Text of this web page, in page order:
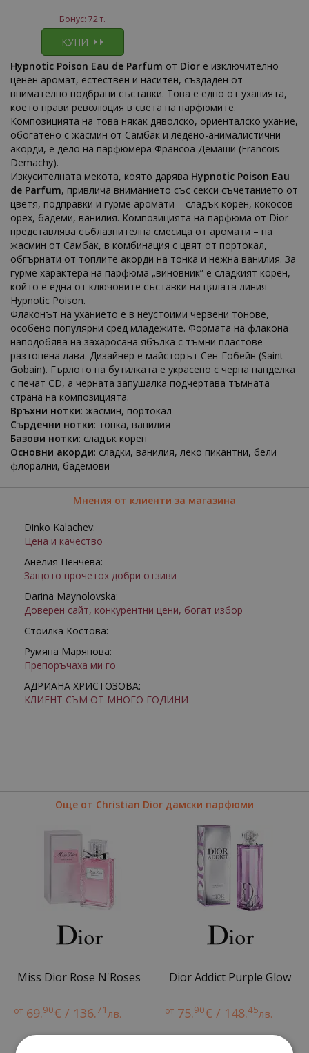
Бонус: 72 т.
КУПИ
Hypnotic Poison Eau de Parfum от Dior е изключително
ценен аромат, естествен и наситен, създаден от
внимателно подбрани съставки. Това е едно от уханията,
което прави революция в света на парфюмите.
Композицията на това някак дяволско, ориенталско ухание,
обогатено с жасмин от Самбак и ледено-анималистични
акорди, е дело на парфюмера Франсоа Демаши (Francois
Demachy).
Изкусителната мекота, която дарява Hypnotic Poison Eau
de Parfum, привлича вниманието със секси съчетанието от
цветя, подправки и гурме аромати – сладък корен, кокосов
орех, бадеми, ванилия. Композицията на парфюма от Dior
представлява съблазнителна смесица от аромати – на
жасмин от Самбак, в комбинация с цвят от портокал,
обгърнати от топлите акорди на тонка и нежна ванилия. За
гурме характера на парфюма „виновник” е сладкият корен,
който е една от ключовите съставки на цялата линия
Hypnotic Poison.
Флаконът на уханието е в неустоими червени тонове,
особено популярни сред младежите. Формата на флакона
наподобява на захаросана ябълка с тъмни пластове
разтопена лава. Дизайнер е майсторът Сен-Гобейн (Saint-
Gobain). Гърлото на бутилката е украсено с черна панделка
с печат CD, а черната запушалка подчертава тъмната
страна на композицията.
Връхни нотки: жасмин, портокал
Сърдечни нотки: тонка, ванилия
Базови нотки: сладък корен
Основни акорди: сладки, ванилия, леко пикантни, бели
флорални, бадемови
Мнения от клиенти за магазина
Dinko Kalachev:
Цена и качество
Анелия Пенчева:
Защото прочетох добри отзиви
Darina Maynolovska:
Доверен сайт, конкурентни цени, богат избор
Стоилка Костова:
Румяна Марянова:
Препоръчаха ми го
АДРИАНА ХРИСТОЗОВА:
КЛИЕНТ СЪМ ОТ МНОГО ГОДИНИ
Още от Christian Dior дамски парфюми
Miss Dior Rose N'Roses
от 69.90€ / 136.71лв.
Dior Addict Purple Glow
от 75.90€ / 148.45лв.